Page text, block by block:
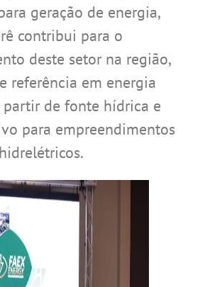
geração de energia,
contribui para o
deste setor na região,
referência em energia
de fonte hídrica e
para empreendimentos
hidrelétricos.